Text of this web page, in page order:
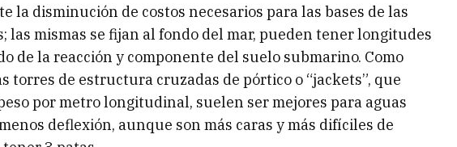
la disminución de costos necesarios para las bases de las
las mismas se fijan al fondo del mar, pueden tener longitudes
de la reacción y componente del suelo submarino. Como
torres de estructura cruzadas de pórtico o “jackets”, que
por metro longitudinal, suelen ser mejores para aguas
deflexión, aunque son más caras y más difíciles de